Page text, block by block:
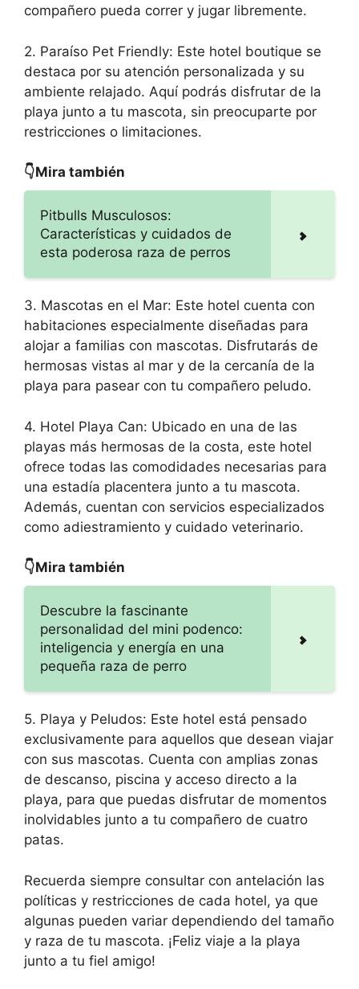
compañero pueda correr y jugar libremente.
2. Paraíso Pet Friendly: Este hotel boutique se
destaca por su atención personalizada y su
ambiente relajado. Aquí podrás disfrutar de la
playa junto a tu mascota, sin preocuparte por
restricciones o limitaciones.
👇Mira también
Pitbulls Musculosos:
Características y cuidados de
esta poderosa raza de perros
3. Mascotas en el Mar: Este hotel cuenta con
habitaciones especialmente diseñadas para
alojar a familias con mascotas. Disfrutarás de
hermosas vistas al mar y de la cercanía de la
playa para pasear con tu compañero peludo.
4. Hotel Playa Can: Ubicado en una de las
playas más hermosas de la costa, este hotel
ofrece todas las comodidades necesarias para
una estadía placentera junto a tu mascota.
Además, cuentan con servicios especializados
como adiestramiento y cuidado veterinario.
👇Mira también
Descubre la fascinante
personalidad del mini podenco:
inteligencia y energía en una
pequeña raza de perro
5. Playa y Peludos: Este hotel está pensado
exclusivamente para aquellos que desean viajar
con sus mascotas. Cuenta con amplias zonas
de descanso, piscina y acceso directo a la
playa, para que puedas disfrutar de momentos
inolvidables junto a tu compañero de cuatro
patas.
Recuerda siempre consultar con antelación las
políticas y restricciones de cada hotel, ya que
algunas pueden variar dependiendo del tamaño
y raza de tu mascota. ¡Feliz viaje a la playa
junto a tu fiel amigo!